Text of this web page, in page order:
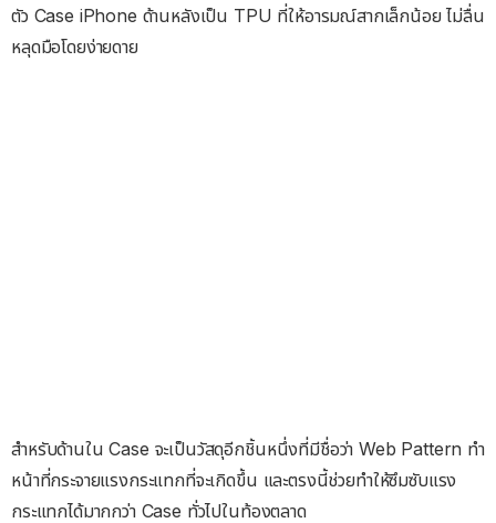
ตัว Case iPhone ด้านหลังเป็น TPU ที่ให้อารมณ์สากเล็กน้อย ไม่ลื่น
หลุดมือโดยง่ายดาย
สำหรับด้านใน Case จะเป็นวัสดุอีกชิ้นหนึ่งที่มีชื่อว่า Web Pattern ทำ
หน้าที่กระจายแรงกระแทกที่จะเกิดขึ้น และตรงนี้ช่วยทำให้ซึมซับแรง
กระแทกได้มากกว่า Case ทั่วไปในท้องตลาด